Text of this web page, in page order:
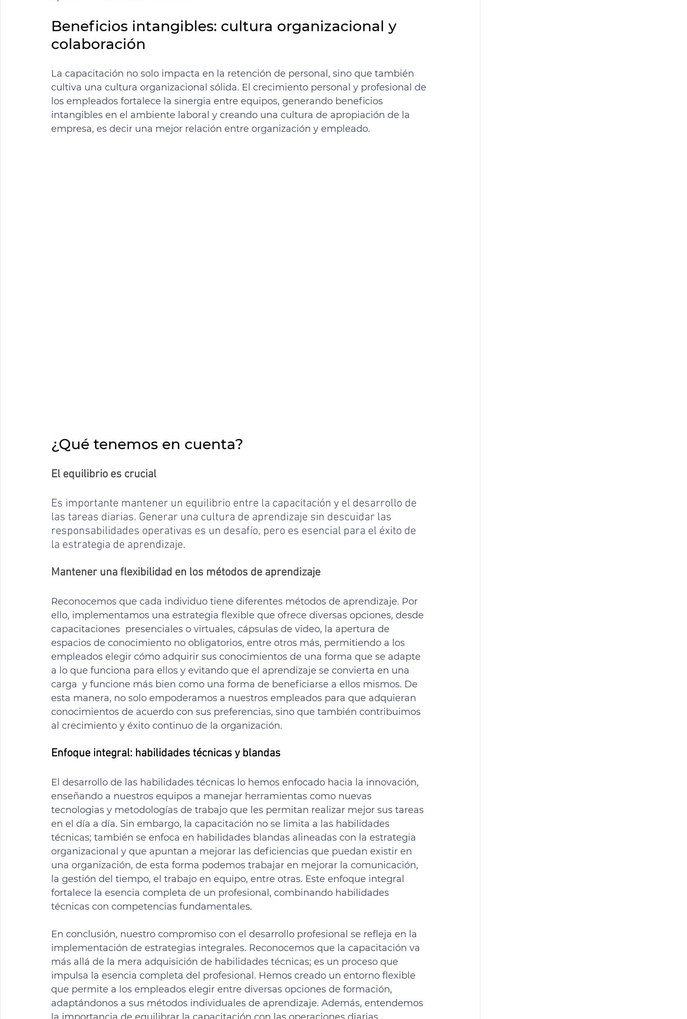
Beneficios intangibles: cultura organizacional y
colaboración
La capacitación no solo impacta en la retención de personal, sino que también
cultiva una cultura organizacional sólida. El crecimiento personal y profesional de
los empleados fortalece la sinergia entre equipos, generando beneficios
intangibles en el ambiente laboral y creando una cultura de apropiación de la
empresa, es decir una mejor relación entre organización y empleado.
¿Qué tenemos en cuenta?
El equilibrio es crucial
Es importante mantener un equilibrio entre la capacitación y el desarrollo de
las tareas diarias. Generar una cultura de aprendizaje sin descuidar las
responsabilidades operativas es un desafío, pero es esencial para el éxito de
la estrategia de aprendizaje.
Mantener una flexibilidad en los métodos de aprendizaje
Reconocemos que cada individuo tiene diferentes métodos de aprendizaje. Por
ello, implementamos una estrategia flexible que ofrece diversas opciones, desde
capacitaciones  presenciales o virtuales, cápsulas de video, la apertura de
espacios de conocimiento no obligatorios, entre otros más, permitiendo a los
empleados elegir cómo adquirir sus conocimientos de una forma que se adapte
a lo que funciona para ellos y evitando que el aprendizaje se convierta en una
carga  y funcione más bien como una forma de beneficiarse a ellos mismos. De
esta manera, no solo empoderamos a nuestros empleados para que adquieran
conocimientos de acuerdo con sus preferencias, sino que también contribuimos
al crecimiento y éxito continuo de la organización.
Enfoque integral: habilidades técnicas y blandas
El desarrollo de las habilidades técnicas lo hemos enfocado hacia la innovación,
enseñando a nuestros equipos a manejar herramientas como nuevas
tecnologias y metodologías de trabajo que les permitan realizar mejor sus tareas
en el día a día. Sin embargo, la capacitación no se limita a las habilidades
técnicas; también se enfoca en habilidades blandas alineadas con la estrategia
organizacional y que apuntan a mejorar las deficiencias que puedan existir en
una organización, de esta forma podemos trabajar en mejorar la comunicación,
la gestión del tiempo, el trabajo en equipo, entre otras. Este enfoque integral
fortalece la esencia completa de un profesional, combinando habilidades
técnicas con competencias fundamentales.
En conclusión, nuestro compromiso con el desarrollo profesional se refleja en la
implementación de estrategias integrales. Reconocemos que la capacitación va
más allá de la mera adquisición de habilidades técnicas; es un proceso que
impulsa la esencia completa del profesional. Hemos creado un entorno flexible
que permite a los empleados elegir entre diversas opciones de formación,
adaptándonos a sus métodos individuales de aprendizaje. Además, entendemos
la importancia de equilibrar la capacitación con las operaciones diarias,